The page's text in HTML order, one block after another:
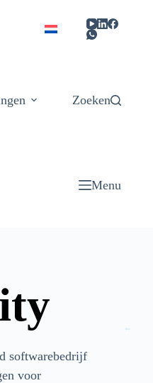
Producten
Zoeken
Menu
softwarebedrijf
voor